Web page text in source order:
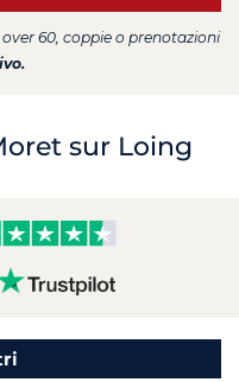
60, coppie o prenotazioni
sur Loing